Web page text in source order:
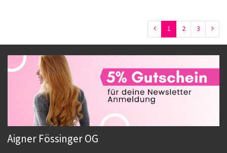
1 2 3
Aigner Fössinger OG